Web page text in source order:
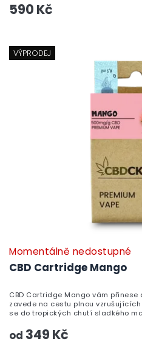
590 Kč
VÝPRODEJ
CBD Cartridge Mango
Momentálně nedostupné
od 349 Kč
CBD Cartridge Mango vám
zavede na cestu plnou
se do tropických chutí sladkého